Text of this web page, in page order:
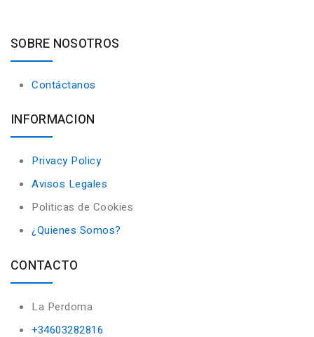
SOBRE NOSOTROS
Contáctanos
INFORMACION
Privacy Policy
Avisos Legales
Politicas de Cookies
¿Quienes Somos?
CONTACTO
La Perdoma
+34603282816